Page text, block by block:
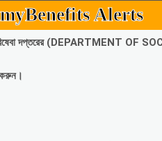
myBenefits Alerts
পরিষেবা দপ্তরের (DEPARTMENT
করুন।